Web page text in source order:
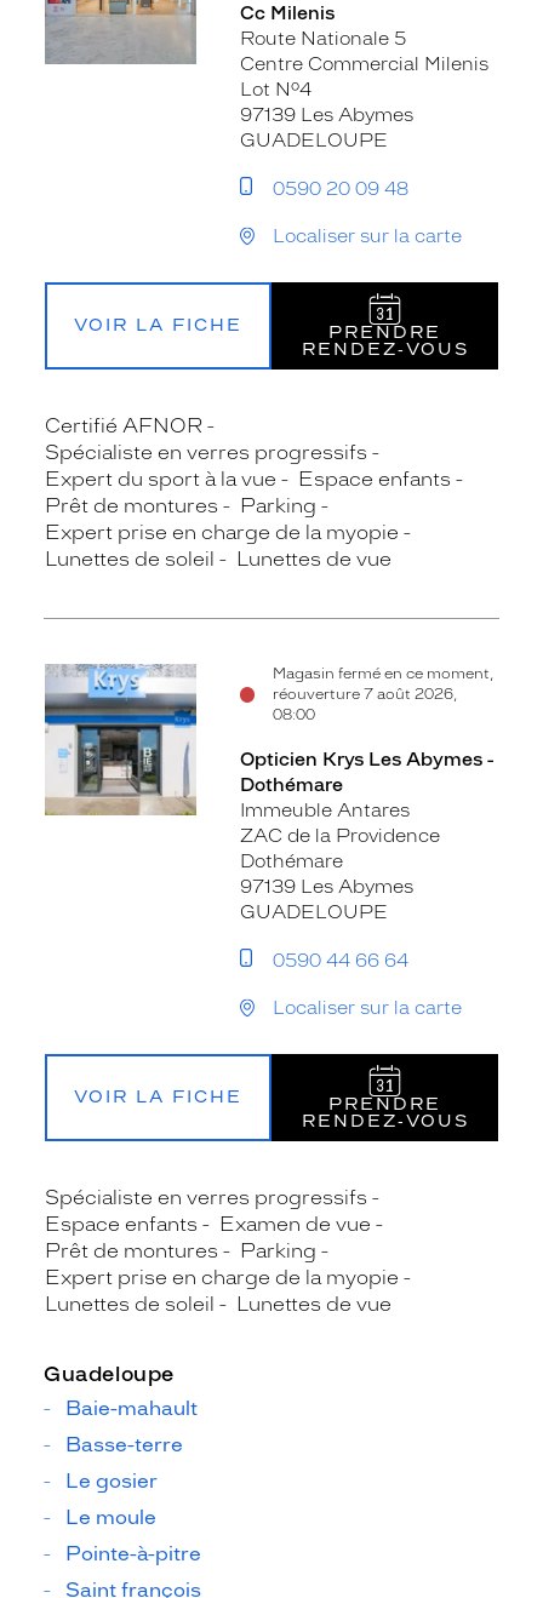
Cc Milenis
Route Nationale 5
Centre Commercial Milenis
Lot N°4
97139 Les Abymes
GUADELOUPE
0590 20 09 48
Localiser sur la carte
VOIR LA FICHE
PRENDRE
RENDEZ‑VOUS
Certifié AFNOR
Spécialiste en verres progressifs
Expert du sport à la vue
Espace enfants
Prêt de montures
Parking
Expert prise en charge de la myopie
Lunettes de soleil
Lunettes de vue
Magasin fermé en ce moment,
réouverture 7 août 2026,
08:00
Opticien Krys Les Abymes -
Dothémare
Immeuble Antares
ZAC de la Providence
Dothémare
97139 Les Abymes
GUADELOUPE
0590 44 66 64
Localiser sur la carte
VOIR LA FICHE
PRENDRE
RENDEZ‑VOUS
Spécialiste en verres progressifs
Espace enfants
Examen de vue
Prêt de montures
Parking
Expert prise en charge de la myopie
Lunettes de soleil
Lunettes de vue
Guadeloupe
Baie-mahault
Basse-terre
Le gosier
Le moule
Pointe-à-pitre
Saint françois